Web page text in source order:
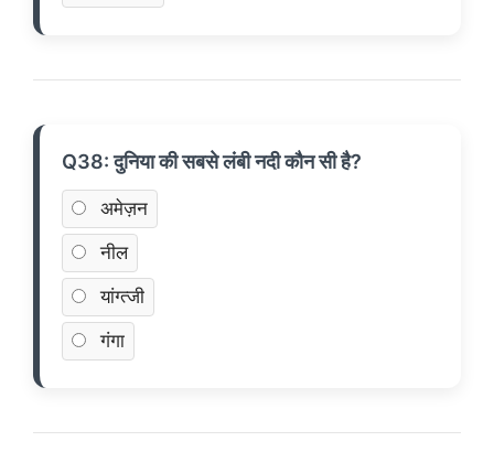
Q38: दुनिया की सबसे लंबी नदी कौन सी है?
अमेज़न
नील
यांग्त्जी
गंगा